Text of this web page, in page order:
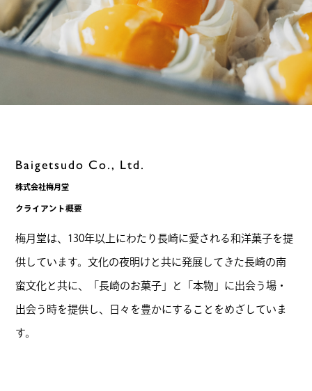
Baigetsudo Co., Ltd.
株式会社梅月堂
クライアント概要
梅月堂は、130年以上にわたり長崎に愛される和洋菓子を提
供しています。文化の夜明けと共に発展してきた長崎の南
蛮文化と共に、「長崎のお菓子」と「本物」に出会う場・
出会う時を提供し、日々を豊かにすることをめざしていま
す。